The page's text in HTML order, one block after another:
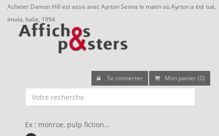
Acheter Damon Hill est assis avec Ayrton Senna le matin où Ayrton a été tué,
Imola, Italie, 1994
Se connecter Mon panier (0)
Ex : monroe, pulp fiction...